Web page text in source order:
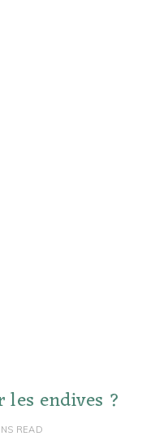
endives ?
READ